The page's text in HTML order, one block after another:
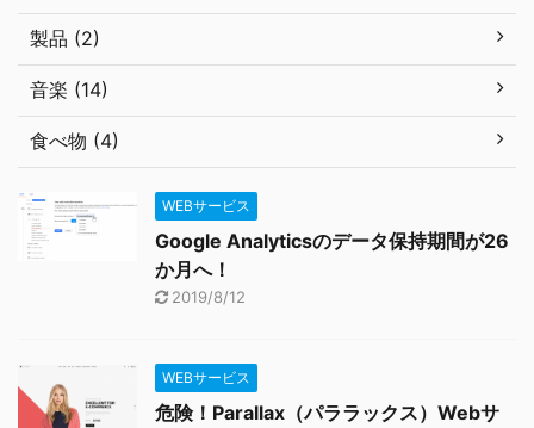
製品 (2)
音楽 (14)
食べ物 (4)
WEBサービス
Google Analyticsのデータ保持期間が26
か月へ！
2019/8/12
WEBサービス
危険！Parallax（パララックス）Webサ